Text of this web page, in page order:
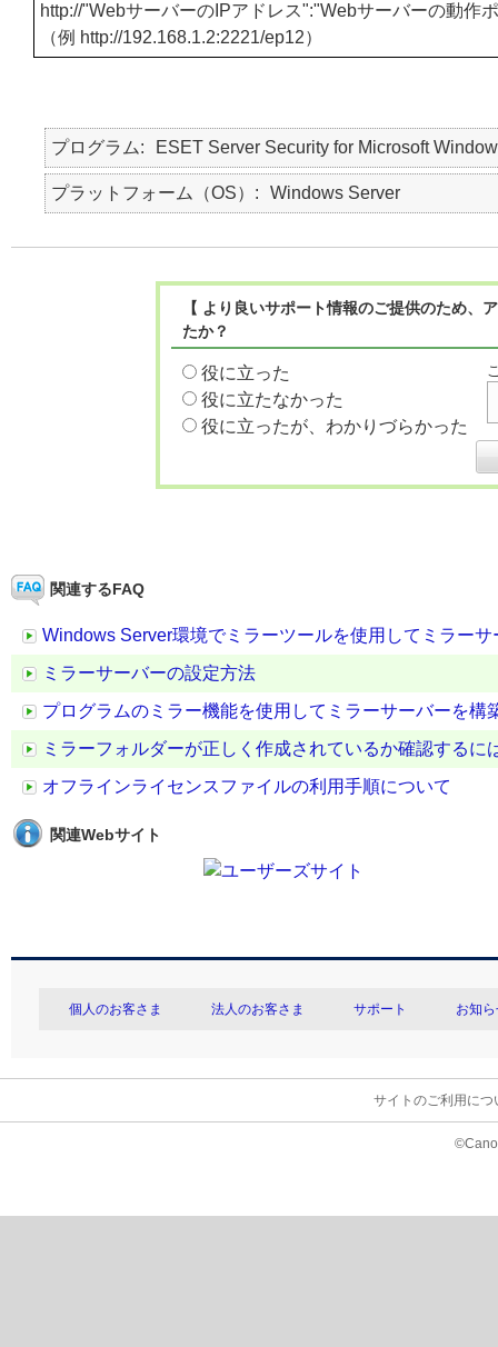
http://"WebサーバーのIPアドレス":"Webサーバーの動作
（例 http://192.168.1.2:2221/ep12）
プログラム ESET Server Security for Microsoft
プラットフォーム（OS） Windows Server
【 より良いサポート情報のご提供のため
たか？
役に立った
役に立たなかった
役に立ったが、わかりづらかった
関連するFAQ
Windows Server環境でミラーツールを使用してミラー
ミラーサーバーの設定方法
プログラムのミラー機能を使用してミラーサーバーを構
ミラーフォルダーが正しく作成されているか確認するに
オフラインライセンスファイルの利用手順について
関連Webサイト
個人のお客さま 法人のお客さま サポート お知
サイトのご利用につ